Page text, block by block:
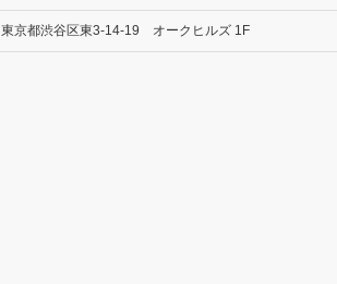
東京都渋谷区東3-14-19 オークヒルズ 1F